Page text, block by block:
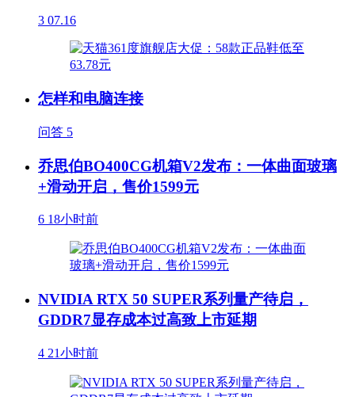
3 07.16
怎样和电脑连接
问答 5
乔思伯BO400CG机箱V2发布：一体曲面玻璃
+滑动开启，售价1599元
6 18小时前
NVIDIA RTX 50 SUPER系列量产待启，
GDDR7显存成本过高致上市延期
4 21小时前